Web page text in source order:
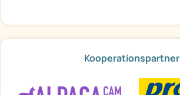
Kooperationspartner